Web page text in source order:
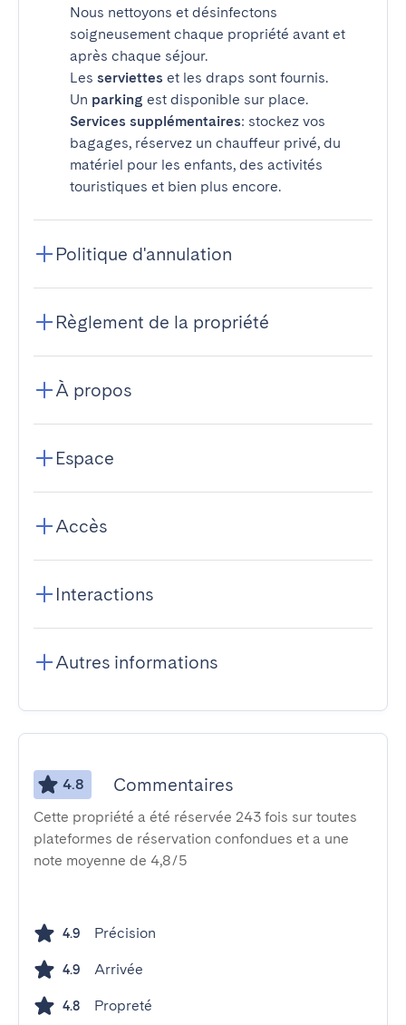
Nous nettoyons et désinfectons
soigneusement chaque propriété avant et
après chaque séjour.
Les serviettes et les draps sont fournis.
Un parking est disponible sur place.
Services supplémentaires: stockez vos
bagages, réservez un chauffeur privé, du
matériel pour les enfants, des activités
touristiques et bien plus encore.
Politique d'annulation
Règlement de la propriété
À propos
Espace
Accès
Interactions
Autres informations
4.8 Commentaires
Cette propriété a été réservée 243 fois sur toutes
plateformes de réservation confondues et a une
note moyenne de 4,8/5
4.9 Précision
4.9 Arrivée
4.8 Propreté